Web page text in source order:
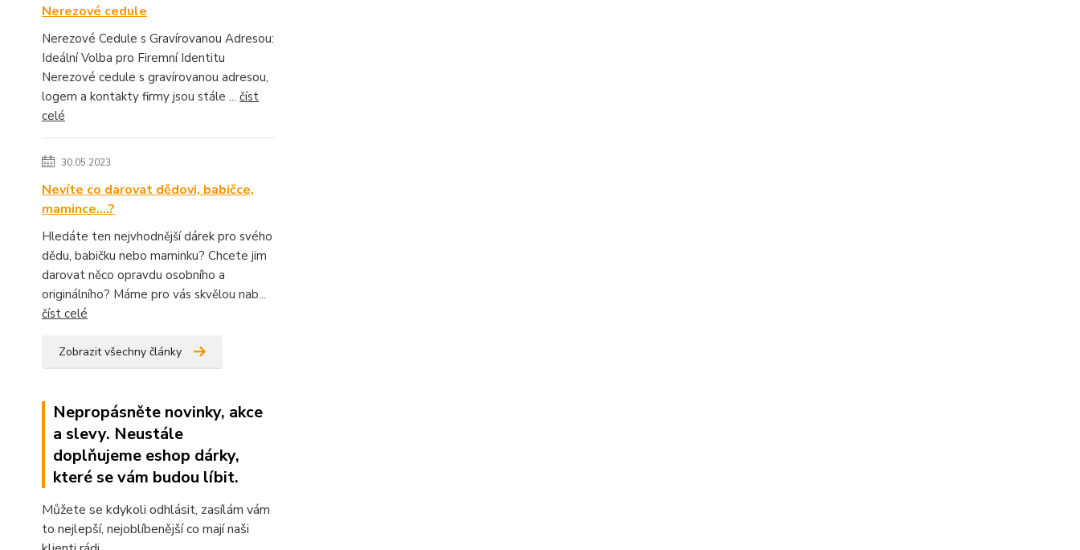
Nerezové cedule
Nerezové Cedule s Gravírovanou Adresou:
Ideální Volba pro Firemní Identitu
Nerezové cedule s gravírovanou adresou,
logem a kontakty firmy jsou stále ... číst
celé
30.05.2023
Nevíte co darovat dědovi, babičce,
mamince....?
Hledáte ten nejvhodnější dárek pro svého
dědu, babičku nebo maminku? Chcete jim
darovat něco opravdu osobního a
originálního? Máme pro vás skvělou nab...
číst celé
Zobrazit všechny články
Nepropásněte novinky, akce
a slevy. Neustále
doplňujeme eshop dárky,
které se vám budou líbit.
Můžete se kdykoli odhlásit, zasílám vám
to nejlepší, nejoblíbenější co mají naši